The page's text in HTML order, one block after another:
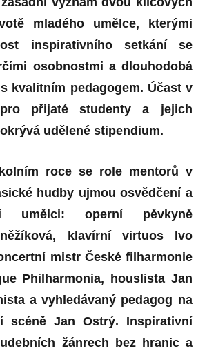
mladého umělce, kterými
inspirativního setkání se
osobnostmi a dlouhodobá
kvalitním pedagogem. Účast v
přijaté studenty a jejich
udělené stipendium.
roce se role mentorů v
hudby ujmou osvědčení a
umělci: operní pěvkyně
klavírní virtuos Ivo
mistr České filharmonie
Philharmonia, houslista Jan
a vyhledávaný pedagog na
scéně Jan Ostrý. Inspirativní
žánrech bez hranic a